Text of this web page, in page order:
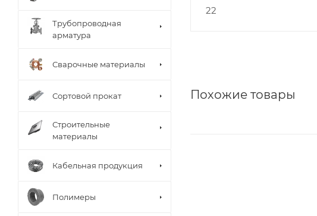
22
Похожие товары
Трубопроводная
арматура
Сварочные материалы
Сортовой прокат
Строительные
материалы
Кабельная продукция
Полимеры